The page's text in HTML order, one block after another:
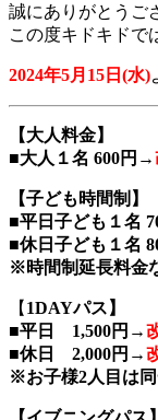
誠にありがとうご
この度キドキドで
2024年5月15日(水)
【大人料金】
■大人１名 600円→
【子ども時間制】
■平日子ども１名
■休日子ども１名
※時間制延長料金
【 1DAYパス】
■平日 1,500円→
■休日 2,000円→
※お子様2人目は同